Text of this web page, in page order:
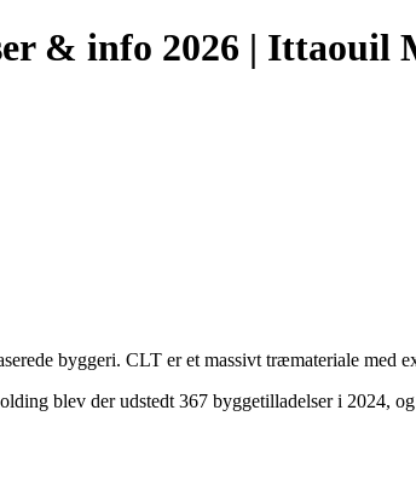
& info 2026 | Ittaouil
byggeri. CLT er et massivt træmateriale med
blev der udstedt 367 byggetilladelser i 2024,